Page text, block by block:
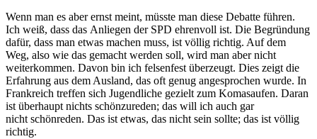
Wenn man es aber ernst meint, müsste man diese Debatte führen.
Ich weiß, dass das Anliegen der SPD ehrenvoll ist. Die Begründung
dafür, dass man etwas machen muss, ist völlig richtig. Auf dem
Weg, also wie das gemacht werden soll, wird man aber nicht
weiterkommen. Davon bin ich felsenfest überzeugt. Dies zeigt die
Erfahrung aus dem Ausland, das oft genug angesprochen wurde. In
Frankreich treffen sich Jugendliche gezielt zum Komasaufen. Daran
ist überhaupt nichts schönzureden; das will ich auch gar
nicht schönreden. Das ist etwas, das nicht sein sollte; das ist völlig
richtig.